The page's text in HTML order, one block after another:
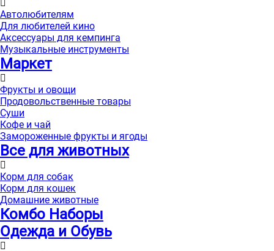
Автолюбителям
Для любителей кино
Аксессуары для кемпинга
Музыкальные инструменты
Маркет
Фрукты и овощи
Продовольственные товары
Суши
Кофе и чай
Замороженные фрукты и ягоды
Все для животных
Корм для собак
Корм для кошек
Домашние животные
Комбо Наборы
Одежда и Обувь